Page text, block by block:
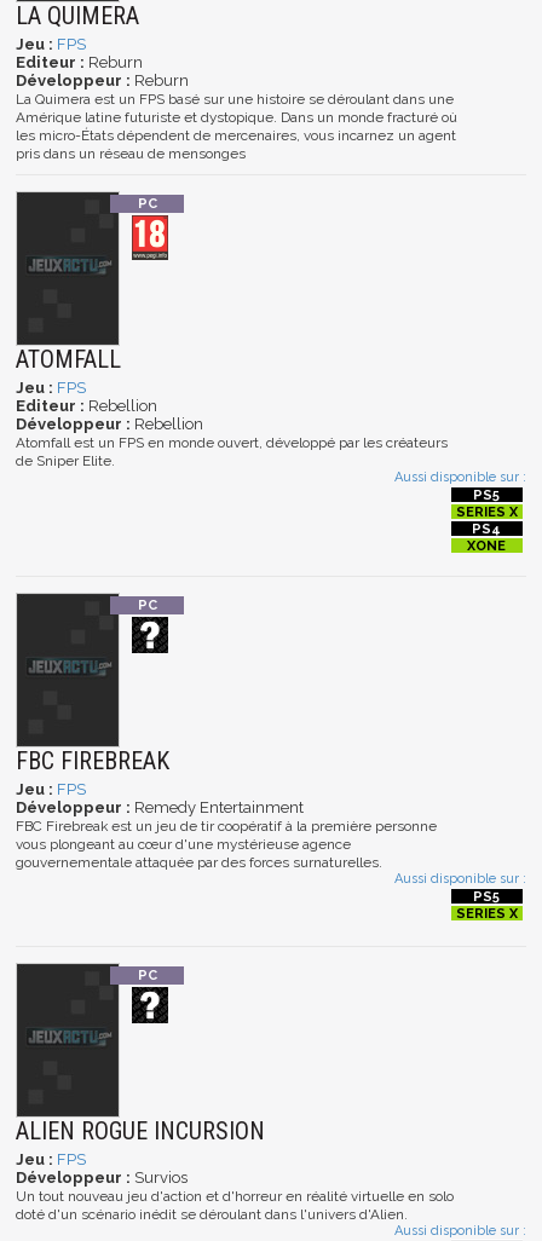
LA QUIMERA
Jeu : FPS
Editeur : Reburn
Développeur : Reburn
La Quimera est un FPS basé sur une histoire se déroulant dans une
Amérique latine futuriste et dystopique. Dans un monde fracturé où
les micro-États dépendent de mercenaires, vous incarnez un agent
pris dans un réseau de mensonges
ATOMFALL
Jeu : FPS
Editeur : Rebellion
Développeur : Rebellion
Atomfall est un FPS en monde ouvert, développé par les créateurs
de Sniper Elite.
Aussi disponible sur :
FBC FIREBREAK
Jeu : FPS
Développeur : Remedy Entertainment
FBC Firebreak est un jeu de tir coopératif à la première personne
vous plongeant au cœur d'une mystérieuse agence
gouvernementale attaquée par des forces surnaturelles.
Aussi disponible sur :
ALIEN ROGUE INCURSION
Jeu : FPS
Développeur : Survios
Un tout nouveau jeu d'action et d'horreur en réalité virtuelle en solo
doté d'un scénario inédit se déroulant dans l'univers d'Alien.
Aussi disponible sur :